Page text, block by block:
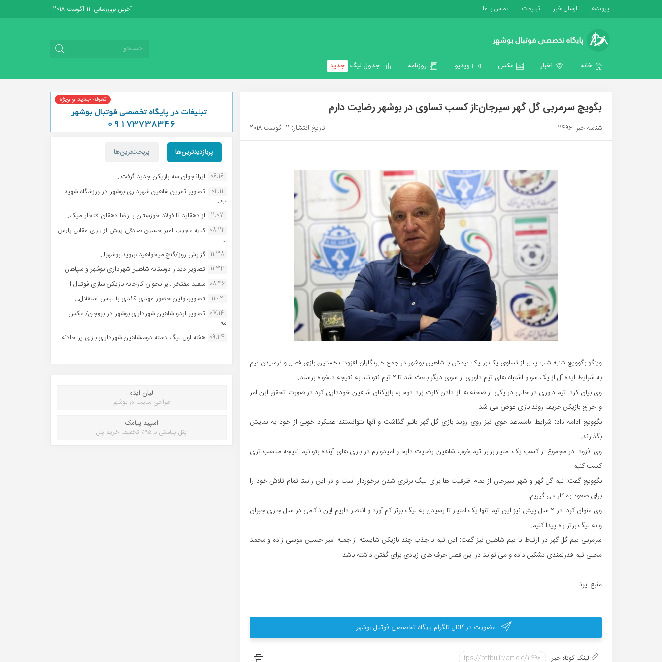
پیوندها ارسال خبر تبلیغات تماس با ما آخرین بروزرسانی: 11 آگوست 2018
خانه اخبار عکس ویدیو روزنامه جدول لیگ جدید
بگویچ سرمربی گل گهر سیرجان:از کسب تساوی در بوشهر رضایت دارم
شناسه خبر: 11496 تاریخ انتشار: 11 آگوست 2018
وینگو بگوویچ شنبه شب پس از تساوی یک بر یک تیمش با شاهین بوشهر در جمع خبرنگاران افزود: نخستین بازی فصل و نرسیدن تیم
به شرایط ایده آل از یک سو و اشتباه های تیم داوری از سوی دیگر باعث شد تا ۲ تیم نتوانند به نتیجه دلخواه برسند.
وی بیان کرد: تیم داوری در حالی در یکی از صحنه ها از دادن کارت زرد دوم به بازیکنان شاهین خودداری کرد در صورت تحقق این امر
و اخراج بازیکن حریف روند بازی عوض می شد.
بگوویچ ادامه داد: شرایط نامساعد جوی نیز روی روند بازی گل گهر تاثیر گذاشت و آنها نتوانستند عملکرد خوبی از خود به نمایش
بگذارند.
وی افزود: در مجموع از کسب یک امتیاز برابر تیم خوب شاهین رضایت دارم و امیدوارم در بازی های آینده بتوانیم نتیجه مناسب تری
کسب کنیم.
بگوویچ گفت: تیم گل گهر و شهر سیرجان از تمام ظرفیت ها برای لیگ برتری شدن برخوردار است و در این راستا تمام تلاش خود را
برای صعود به کار می گیریم.
وی عنوان کرد: در ۲ سال پیش نیز این تیم تنها یک امتیاز تا رسیدن به لیگ برتر کم آورد و انتظار داریم این ناکامی در سال جاری جبران
و به لیگ برتر راه پیدا کنیم.
سرمربی تیم گل گهر در ارتباط با تیم شاهین نیز گفت: این تیم با جذب چند بازیکن شایسته از جمله امیر حسین موسی زاده و محمد
محبی تیم قدرتمندی تشکیل داده و می تواند در این فصل حرف های زیادی برای گفتن داشته باشد.
منبع:ایرنا
عضویت در کانال تلگرام پایگاه تخصصی فوتبال بوشهر
لینک کوتاه خبر
پربازدیدترین‌ها پربحث‌ترین‌ها
06:16 ایرانجوان سه بازیکن جدید گرفت...
02:11
تصاویر تمرین شاهین شهردارى بوشهر در ورزشگاه شهید
ب...
11:07 از دهقاید تا فولاد خوزستان با رضا دهقان:افتخار میک...
08:22 کنایه عجیب امیر حسین صادقی پیش از بازی مقابل پارس
...
11:38 گزارش روز/گنج میخواهید ،بروید بوشهر!...
11:34 تصاویر دیدار دوستانه شاهین شهردارى بوشهر و سپاهان ...
08:46 سعید مفتخر :ایرانجوان کارخانه بازیکن سازی فوتبال ا...
11:02
تصاویر،اولین حضور مهدی قائدی با لباس استقلال...
07:14 تصاویر اردو شاهین شهرداری بوشهر در بروجن/ عکس :
مه...
09:24 هفته اول لیگ دسته دوم،شاهین شهرداری بازی پر حادثه
...
لیان ایده
طراحی سایت در بوشهر
اسپید پیامک
پنل پیامکی با ۹۵٪ تخفیف خرید پنل